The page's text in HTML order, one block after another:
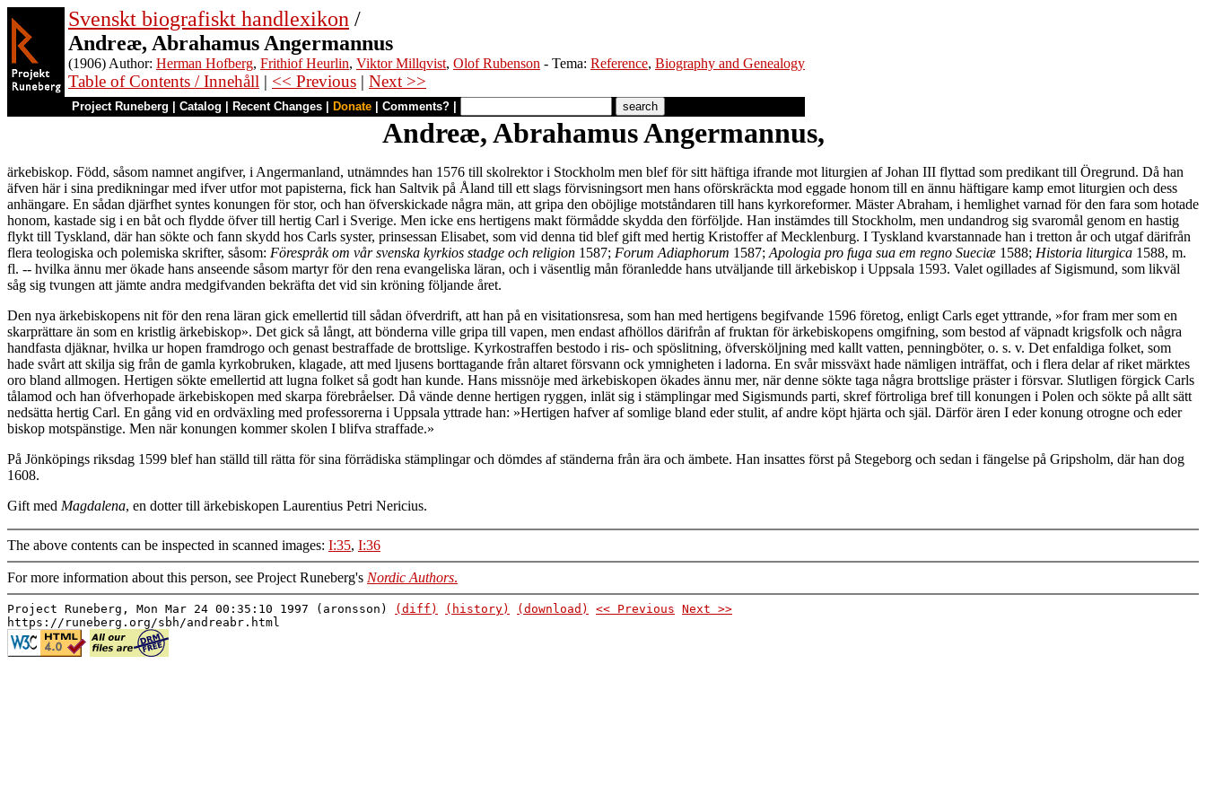
Svenskt biografiskt handlexikon /
Andreæ, Abrahamus Angermannus
(1906) Author: Herman Hofberg, Frithiof Heurlin, Viktor Millqvist, Olof Rubenson - Tema: Reference, Biography and Genealogy
Table of Contents / Innehåll | << Previous | Next >>
Project Runeberg Catalog Recent Changes Donate Comments?
Andreæ, Abrahamus Angermannus,
ärkebiskop. Född, såsom namnet angifver, i Angermanland, utnämndes han 1576 till skolrektor i Stockholm men blef för sitt häftiga ifrande mot liturgien af Johan III flyttad som predikant till Öregrund. Då han
äfven här i sina predikningar med ifver utfor mot papisterna, fick han Saltvik på Åland till ett slags förvisningsort men hans oförskräckta mod eggade honom till en ännu häftigare kamp emot liturgien och dess
anhängare. En sådan djärfhet syntes konungen för stor, och han öfverskickade några män, att gripa den oböjlige motståndaren till hans kyrkoreformer. Mäster Abraham, i hemlighet varnad för den fara som hotade
honom, kastade sig i en båt och flydde öfver till hertig Carl i Sverige. Men icke ens hertigens makt förmådde skydda den förföljde. Han instämdes till Stockholm, men undandrog sig svaromål genom en hastig
flykt till Tyskland, där han sökte och fann skydd hos Carls syster, prinsessan Elisabet, som vid denna tid blef gift med hertig Kristoffer af Mecklenburg. I Tyskland kvarstannade han i tretton år och utgaf därifrån
flera teologiska och polemiska skrifter, såsom: Förespråk om vår svenska kyrkios stadge och religion 1587; Forum Adiaphorum 1587; Apologia pro fuga sua em regno Sueciæ 1588; Historia liturgica 1588, m.
fl. -- hvilka ännu mer ökade hans anseende såsom martyr för den rena evangeliska läran, och i väsentlig mån föranledde hans utväljande till ärkebiskop i Uppsala 1593. Valet ogillades af Sigismund, som likväl
såg sig tvungen att jämte andra medgifvanden bekräfta det vid sin kröning följande året.
Den nya ärkebiskopens nit för den rena läran gick emellertid till sådan öfverdrift, att han på en visitationsresa, som han med hertigens begifvande 1596 företog, enligt Carls eget yttrande, »for fram mer som en
skarprättare än som en kristlig ärkebiskop». Det gick så långt, att bönderna ville gripa till vapen, men endast afhöllos därifrån af fruktan för ärkebiskopens omgifning, som bestod af väpnadt krigsfolk och några
handfasta djäknar, hvilka ur hopen framdrogo och genast bestraffade de brottslige. Kyrkostraffen bestodo i ris- och spöslitning, öfversköljning med kallt vatten, penningböter, o. s. v. Det enfaldiga folket, som
hade svårt att skilja sig från de gamla kyrkobruken, klagade, att med ljusens borttagande från altaret försvann ock ymnigheten i ladorna. En svår missväxt hade nämligen inträffat, och i flera delar af riket märktes
oro bland allmogen. Hertigen sökte emellertid att lugna folket så godt han kunde. Hans missnöje med ärkebiskopen ökades ännu mer, när denne sökte taga några brottslige präster i försvar. Slutligen förgick Carls
tålamod och han öfverhopade ärkebiskopen med skarpa förebråelser. Då vände denne hertigen ryggen, inlät sig i stämplingar med Sigismunds parti, skref förtroliga bref till konungen i Polen och sökte på allt sätt
nedsätta hertig Carl. En gång vid en ordväxling med professorerna i Uppsala yttrade han: »Hertigen hafver af somlige bland eder stulit, af andre köpt hjärta och själ. Därför ären I eder konung otrogne och eder
biskop motspänstige. Men när konungen kommer skolen I blifva straffade.»
På Jönköpings riksdag 1599 blef han ställd till rätta för sina förrädiska stämplingar och dömdes af ständerna från ära och ämbete. Han insattes först på Stegeborg och sedan i fängelse på Gripsholm, där han dog
1608.
Gift med Magdalena, en dotter till ärkebiskopen Laurentius Petri Nericius.
The above contents can be inspected in scanned images: I:35, I:36
For more information about this person, see Project Runeberg's Nordic Authors.
Project Runeberg, Mon Mar 24 00:35:10 1997 (aronsson) (diff) (history) (download) << Previous Next >>
https://runeberg.org/sbh/andreabr.html